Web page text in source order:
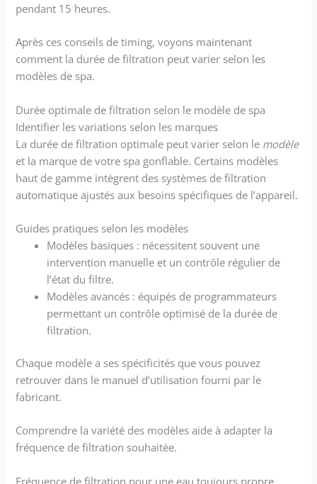
pendant 15 heures.
Après ces conseils de timing, voyons maintenant
comment la durée de filtration peut varier selon les
modèles de spa.
Durée optimale de filtration selon le modèle de spa
Identifier les variations selon les marques
La durée de filtration optimale peut varier selon le modèle
et la marque de votre spa gonflable. Certains modèles
haut de gamme intègrent des systèmes de filtration
automatique ajustés aux besoins spécifiques de l’appareil.
Guides pratiques selon les modèles
Modèles basiques : nécessitent souvent une
intervention manuelle et un contrôle régulier de
l’état du filtre.
Modèles avancés : équipés de programmateurs
permettant un contrôle optimisé de la durée de
filtration.
Chaque modèle a ses spécificités que vous pouvez
retrouver dans le manuel d’utilisation fourni par le
fabricant.
Comprendre la variété des modèles aide à adapter la
fréquence de filtration souhaitée.
Fréquence de filtration pour une eau toujours propre